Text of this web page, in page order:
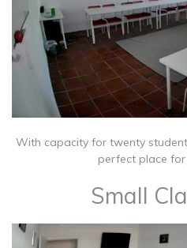
With capacity for twenty
perfect place
Small